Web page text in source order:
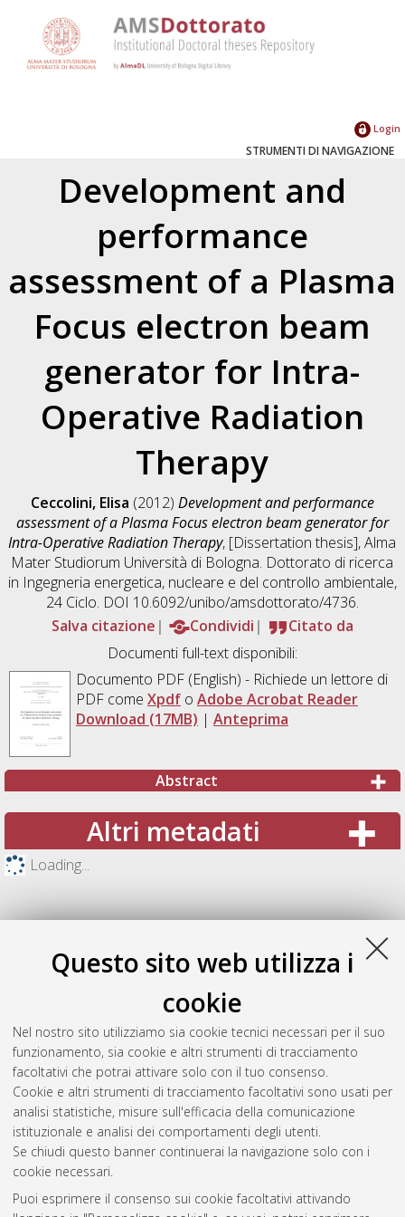
Questo sito web utilizza i
cookie
Nel nostro sito utilizziamo sia cookie tecnici necessari per il suo
funzionamento, sia cookie e altri strumenti di tracciamento
facoltativi che potrai attivare solo con il tuo consenso.
Cookie e altri strumenti di tracciamento facoltativi sono usati per
analisi statistiche, misure sull'efficacia della comunicazione
istituzionale e analisi dei comportamenti degli utenti.
Se chiudi questo banner continuerai la navigazione solo con i
cookie necessari.
Puoi esprimere il consenso sui cookie facoltativi attivando
Login
STRUMENTI DI NAVIGAZIONE
Development and
performance
assessment of a Plasma
Focus electron beam
generator for Intra-
Operative Radiation
Therapy
Ceccolini, Elisa (2012) Development and performance
assessment of a Plasma Focus electron beam generator for
Intra-Operative Radiation Therapy, [Dissertation thesis], Alma
Mater Studiorum Università di Bologna. Dottorato di ricerca
in Ingegneria energetica, nucleare e del controllo ambientale,
24 Ciclo. DOI 10.6092/unibo/amsdottorato/4736.
Salva citazione
Condividi
Citato da
Documenti full-text disponibili:
Documento PDF(English) - Richiede un lettore di
PDF come Xpdfo Adobe Acrobat Reader
Download (17MB) | Anteprima
Abstract
Altri metadati
Loading...
Gestione del documento:
Atom
Rss 1.0